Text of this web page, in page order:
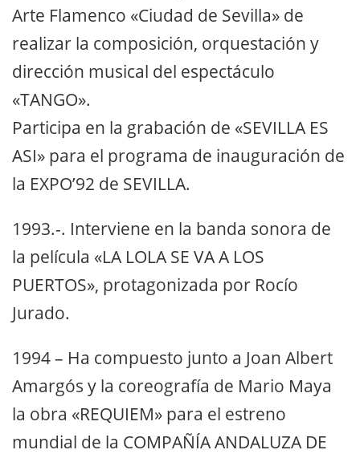
Arte Flamenco «Ciudad de Sevilla» de
realizar la composición, orquestación y
dirección musical del espectáculo
«TANGO».
Participa en la grabación de «SEVILLA ES
ASI» para el programa de inauguración de
la EXPO’92 de SEVILLA.
1993.-. Interviene en la banda sonora de
la película «LA LOLA SE VA A LOS
PUERTOS», protagonizada por Rocío
Jurado.
1994 – Ha compuesto junto a Joan Albert
Amargós y la coreografía de Mario Maya
la obra «REQUIEM» para el estreno
mundial de la COMPAÑÍA ANDALUZA DE